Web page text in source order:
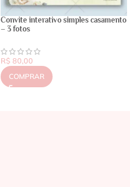
Convite interativo simples casamento
– 3 fotos
R$ 80,00
COMPRAR